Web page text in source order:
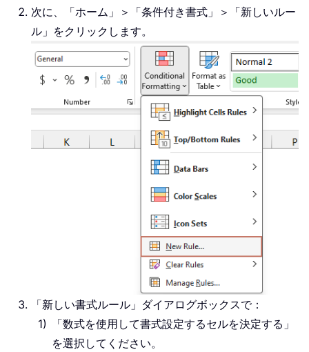
次に、「ホーム」＞「条件付き書式」＞「新しいルー
ル」をクリックします。
「新しい書式ルール」ダイアログボックスで：
「数式を使用して書式設定するセルを決定する」
を選択してください。